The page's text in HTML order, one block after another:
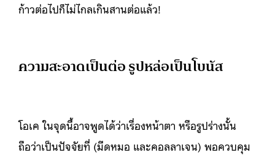
ก้าวต่อไปก็ไม่ไกลเกินสานต่อแล้ว!
ความสะอาดเป็นต่อ รูปหล่อเป็นโบนัส
โอเค ในจุดนี้อาจพูดได้ว่าเรื่องหน้าตา หรือรูปร่างนั้น
ถือว่าเป็นปัจจัยที่ (มีดหมอ และคอลลาเจน) พอควบคุม